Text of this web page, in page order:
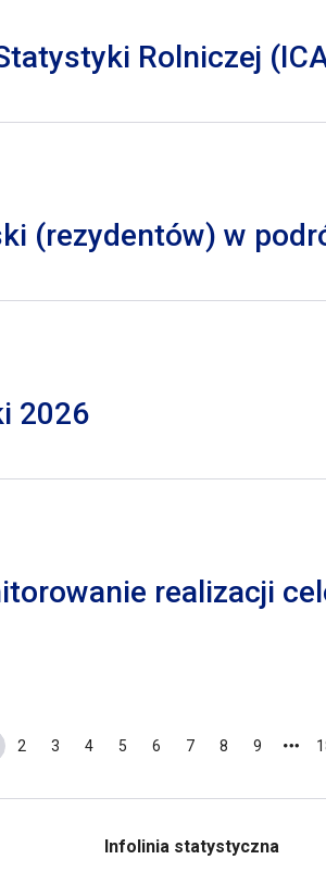
Rolniczej
(rezydentów) w
2026
realizacji
strona
strona
Strona
2
Strona
3
Strona
4
Strona
5
Strona
6
Strona
7
Strona
8
Strona
9
Infolinia statystyczna